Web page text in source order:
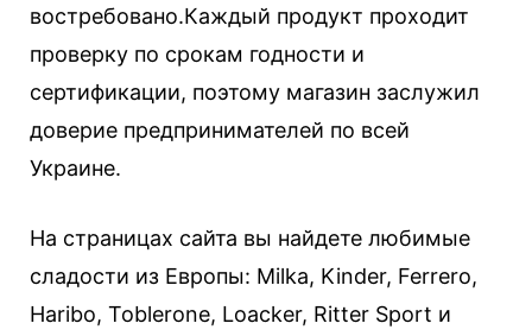
востребовано.Каждый продукт проходит
проверку по срокам годности и
сертификации, поэтому магазин заслужил
доверие предпринимателей по всей
Украине.
На страницах сайта вы найдете любимые
сладости из Европы: Milka, Kinder, Ferrero,
Haribo, Toblerone, Loacker, Ritter Sport и